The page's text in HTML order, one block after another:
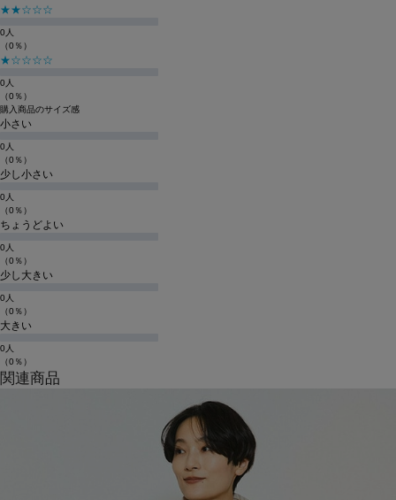
★★☆☆☆
0人
（0％）
★☆☆☆☆
0人
（0％）
購入商品のサイズ感
小さい
0人
（0％）
少し小さい
0人
（0％）
ちょうどよい
0人
（0％）
少し大きい
0人
（0％）
大きい
0人
（0％）
関連商品